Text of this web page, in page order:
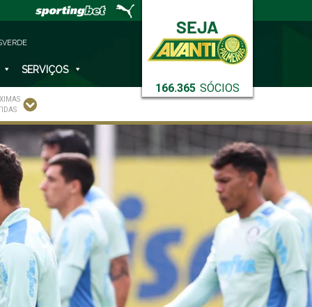
166.365 SÓCIOS
SERVIÇOS